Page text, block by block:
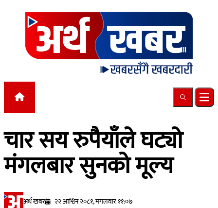
Skip to content
Search
चार सय रुपैयाँले घट्यो
मंगलबार सुनको मूल्य
अर्थ खबर २२ आश्विन २०८१, मंगलवार ११:०७